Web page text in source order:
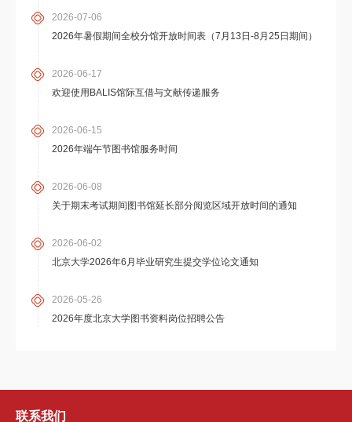
2026-07-06
2026年暑假期间全校分馆开放时间表（7月13日-8月25日期间）
2026-06-17
欢迎使用BALIS馆际互借与文献传递服务
2026-06-15
2026年端午节图书馆服务时间
2026-06-08
关于期末考试期间图书馆延长部分阅览区域开放时间的通知
2026-06-02
北京大学2026年6月毕业研究生提交学位论文通知
2026-05-26
2026年度北京大学图书资料岗位招聘公告
联系我们